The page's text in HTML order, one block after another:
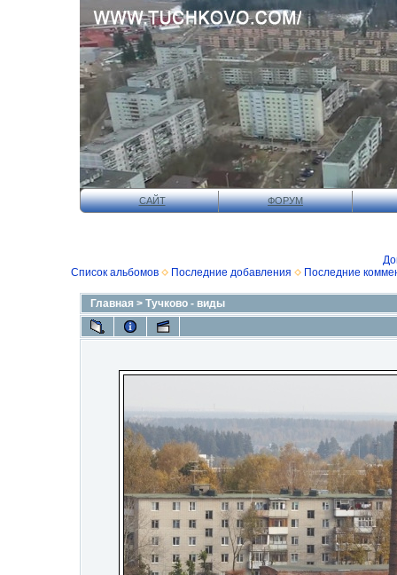
САЙТ ФОРУМ
Список альбомов
Последние добавления Последние
Главная > Тучково - виды